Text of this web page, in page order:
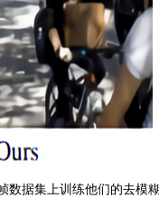
数据集上训练他们的去模